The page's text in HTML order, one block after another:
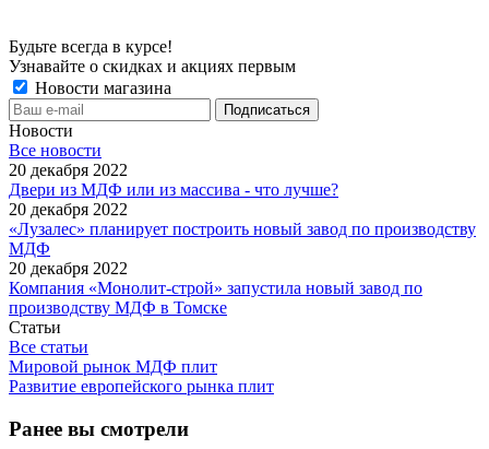
Будьте всегда в курсе!
Узнавайте о скидках и акциях первым
Новости магазина
Новости
Все новости
20 декабря 2022
Двери из МДФ или из массива - что лучше?
20 декабря 2022
«Лузалес» планирует построить новый завод по производству
МДФ
20 декабря 2022
Компания «Монолит-строй» запустила новый завод по
производству МДФ в Томске
Статьи
Все статьи
Мировой рынок МДФ плит
Развитие европейского рынка плит
Ранее вы смотрели